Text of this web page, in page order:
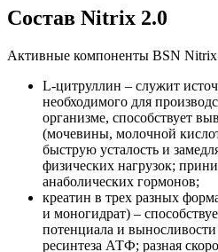
Состав Nitrix 2.0
Активные компоненты BSN Nitrix
L-цитруллин – служит
необходимого для
организме, способствует
(мочевины, молочной
быструю усталость и
физических нагрузок;
анаболических гормонов;
креатин в трех разных
и моногидрат) –
потенциала и
ресинтеза АТФ; разная